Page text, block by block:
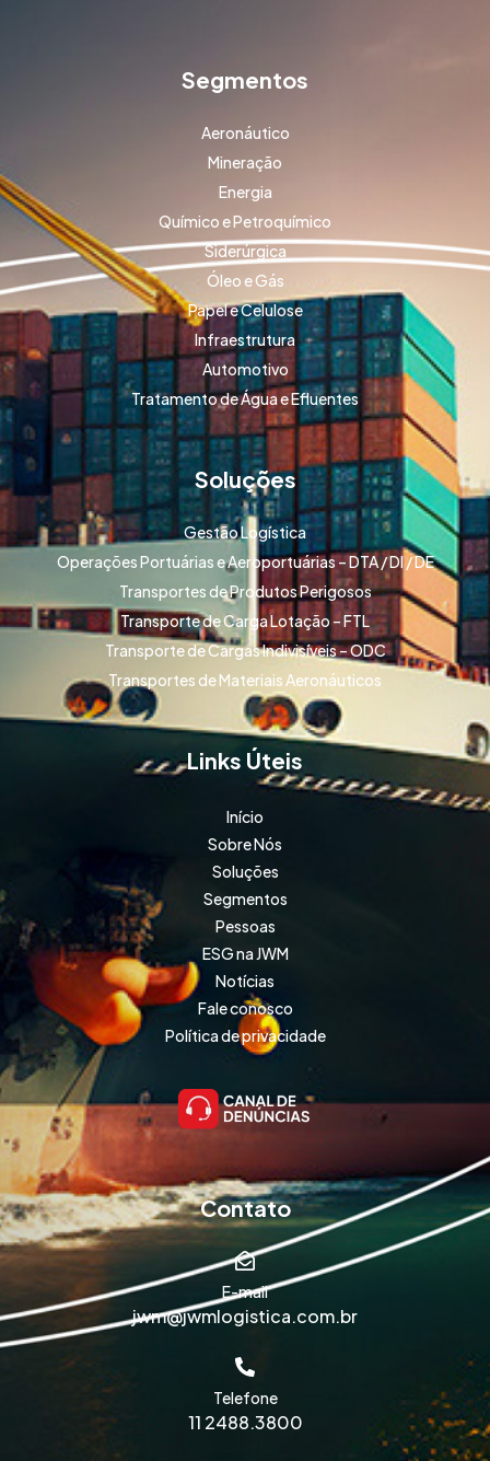
Segmentos
Aeronáutico
Mineração
Energia
Químico e Petroquímico
Siderúrgica
Óleo e Gás
Papel e Celulose
Infraestrutura
Automotivo
Tratamento de Água e Efluentes
Soluções
Gestão Logística
Operações Portuárias e Aeroportuárias – DTA / DI / DE
Transportes de Produtos Perigosos
Transporte de Carga Lotação – FTL
Transporte de Cargas Indivisíveis – ODC
Transportes de Materiais Aeronáuticos
Links Úteis
Início
Sobre Nós
Soluções
Segmentos
Pessoas
ESG na JWM
Notícias
Fale conosco
Política de privacidade
Contato
E-mail
jwm@jwmlogistica.com.br
Telefone
11 2488.3800